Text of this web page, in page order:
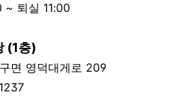
퇴실 11:00
(1층)
면 영덕대게로 209